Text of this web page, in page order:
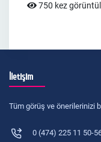
750 kez
İletişim
Tüm görüş ve önerilerinizi
0 (474) 225 11 50-